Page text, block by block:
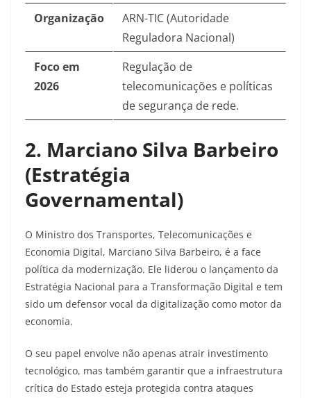
Organização
ARN-TIC (Autoridade
Reguladora Nacional)
Foco em
2026
Regulação de
telecomunicações e políticas
de segurança de rede.
2. Marciano Silva Barbeiro
(Estratégia
Governamental)
O Ministro dos Transportes, Telecomunicações e
Economia Digital, Marciano Silva Barbeiro, é a face
política da modernização. Ele liderou o lançamento da
Estratégia Nacional para a Transformação Digital e tem
sido um defensor vocal da digitalização como motor da
economia.
O seu papel envolve não apenas atrair investimento
tecnológico, mas também garantir que a infraestrutura
crítica do Estado esteja protegida contra ataques